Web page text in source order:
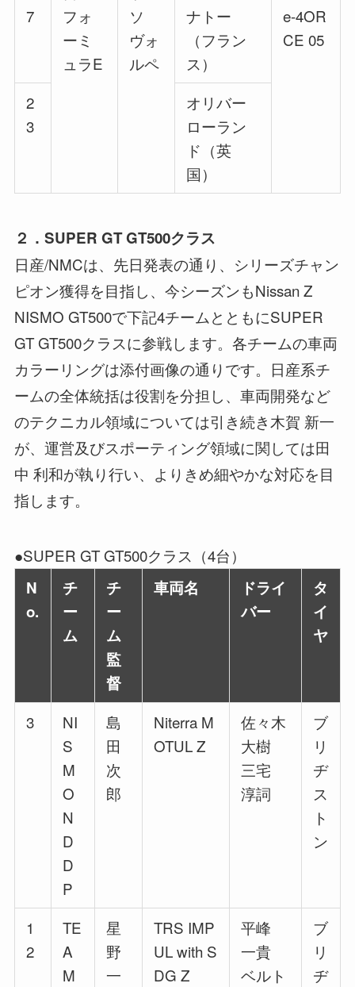
7
フォ
ーミ
ュラE
ソ
ヴォ
ルペ
ナトー
（フラン
ス）
e-4OR
CE 05
2
3
オリバー
ローラン
ド（英
国）
２．SUPER GT GT500クラス
日産/NMCは、先日発表の通り、シリーズチャン
ピオン獲得を目指し、今シーズンもNissan Z
NISMO GT500で下記4チームとともにSUPER
GT GT500クラスに参戦します。各チームの車両
カラーリングは添付画像の通りです。日産系チ
ームの全体統括は役割を分担し、車両開発など
のテクニカル領域については引き続き木賀 新一
が、運営及びスポーティング領域に関しては田
中 利和が執り行い、よりきめ細やかな対応を目
指します。
●SUPER GT GT500クラス（4台）
N
o.
チ
ー
ム
チ
ー
ム
監
督
車両名
ドライ
バー
タ
イ
ヤ
3
NI
S
M
O
N
D
D
P
島
田
次
郎
Niterra M
OTUL Z
佐々木
大樹
三宅
淳詞
ブ
リ
ヂ
ス
ト
ン
1
2
TE
A
M
星
野
一
TRS IMP
UL with S
DG Z
平峰
一貴
ベルト
ブ
リ
ヂ